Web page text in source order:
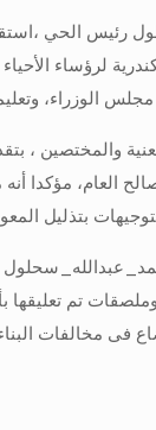
لرؤساء
الوزراء،
والمختصين ،
العام، مؤكدا
بتذليل
تم
فى مخالفات